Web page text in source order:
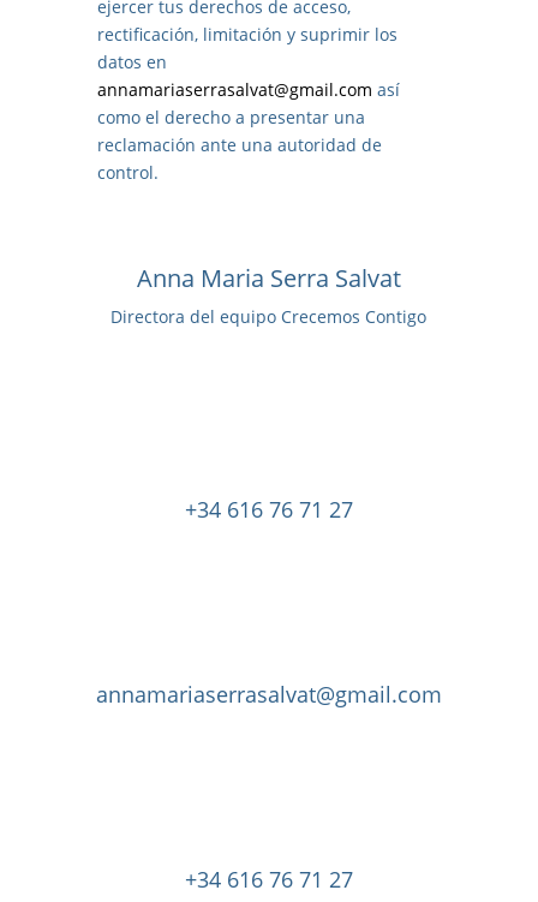
ejercer tus derechos de acceso,
rectificación, limitación y suprimir los
datos en
annamariaserrasalvat@gmail.com así
como el derecho a presentar una
reclamación ante una autoridad de
control.
Anna Maria Serra Salvat
Directora del equipo Crecemos Contigo
+34 616 76 71 27
annamariaserrasalvat@gmail.com
+34 616 76 71 27